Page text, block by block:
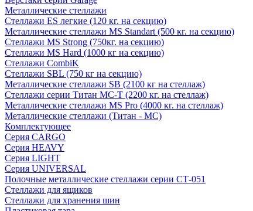
Металлические стеллажи
Стеллажи ES легкие (120 кг. на секцию)
Металлические стеллажи MS Standart (500 кг. на секцию)
Стеллажи MS Strong (750кг. на секцию)
Стеллажи MS Hard (1000 кг на секцию)
Стеллажи CombiK
Стеллажи SBL (750 кг на секцию)
Металлические стеллажи SB (2100 кг на стеллаж)
Стеллажи серии Титан МС-Т (2200 кг. на стеллаж)
Металлические стеллажи MS Pro (4000 кг. на стеллаж)
Металлические стеллажи (Титан - МС)
Комплектующее
Серия CARGO
Серия HEAVY
Серия LIGHT
Серия UNIVERSAL
Полочные металлические стеллажи серии СТ-051
Стеллажи для ящиков
Стеллажи для хранения шин